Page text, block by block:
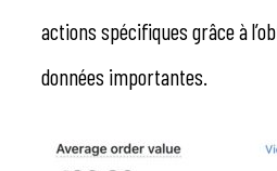
actions spécifiques grâce à
données importantes.